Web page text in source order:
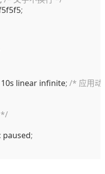
;
linear infinite; /* 应用动
*/
paused;